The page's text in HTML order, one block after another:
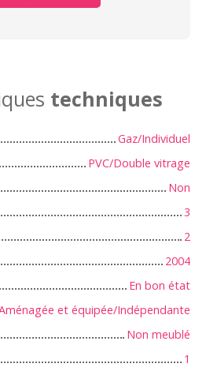
techniques
Gaz/Individuel
PVC/Double vitrage
Non
3
2
2004
En bon état
et équipée/Indépendante
Non meublé
1